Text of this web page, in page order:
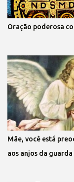
Oração poderosa
Mãe, você está
aos anjos da guarda